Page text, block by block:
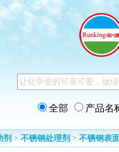
全部 产品名
剂 > 不锈钢处理剂 > 不锈钢表